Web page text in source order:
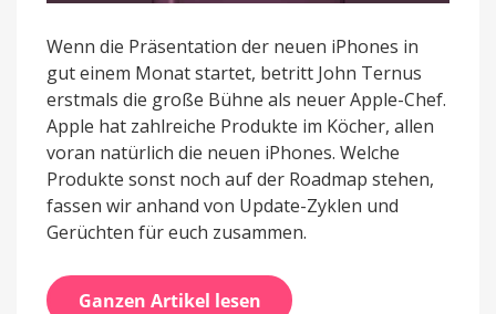
Wenn die Präsentation der neuen iPhones in
gut einem Monat startet, betritt John Ternus
erstmals die große Bühne als neuer Apple-Chef.
Apple hat zahlreiche Produkte im Köcher, allen
voran natürlich die neuen iPhones. Welche
Produkte sonst noch auf der Roadmap stehen,
fassen wir anhand von Update-Zyklen und
Gerüchten für euch zusammen.
Ganzen Artikel lesen